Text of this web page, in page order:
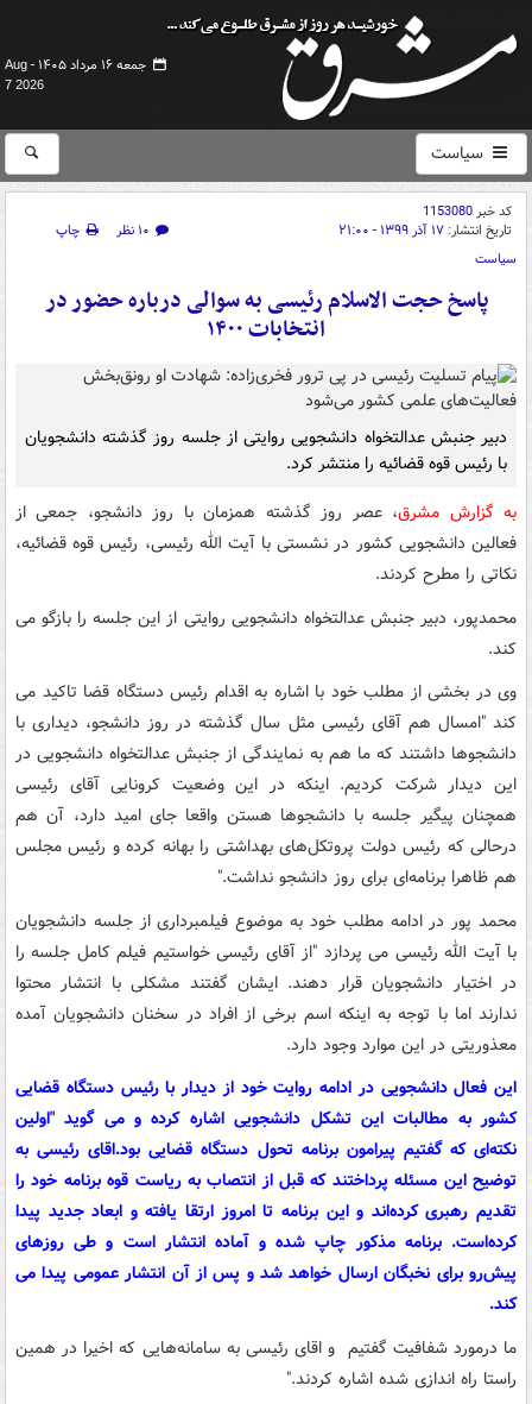
جمعه ۱۶ مرداد ۱۴۰۵ -
Aug
7 2026
سیاست
کد خبر1153080
تاریخ انتشار: ۱۷ آذر ۱۳۹۹ - ۲۱:۰۰ ۱۰ نظر
چاپ
سیاست
پاسخ حجت الاسلام رئیسی به سوالی درباره حضور در
انتخابات ۱۴۰۰
دبیر جنبش عدالتخواه دانشجویی روایتی از جلسه روز گذشته دانشجویان
با رئیس قوه قضائیه را منتشر کرد.
به گزارش مشرق، عصر روز گذشته همزمان با روز دانشجو، جمعی از
فعالین دانشجویی کشور در نشستی با آیت الله رئیسی، رئیس قوه قضائیه،
نکاتی را مطرح کردند.
محمدپور، دبیر جنبش عدالتخواه دانشجویی روایتی از این جلسه را بازگو می
کند.
وی در بخشی از مطلب خود با اشاره به اقدام رئیس دستگاه قضا تاکید می
کند "امسال هم آقای رئیسی مثل سال گذشته در روز دانشجو، دیداری با
دانشجوها داشتند که ما هم به نمایندگی از جنبش عدالتخواه دانشجویی در
این دیدار شرکت کردیم. اینکه در این وضعیت کرونایی آقای رئیسی
همچنان پیگیر جلسه با دانشجوها هستن واقعا جای امید دارد، آن هم
درحالی که رئیس دولت پروتکل‌های بهداشتی را بهانه کرده و رئیس مجلس
هم ظاهرا برنامه‌ای برای روز دانشجو نداشت."
محمد پور در ادامه مطلب خود به موضوع فیلمبرداری از جلسه دانشجویان
با آیت الله رئیسی می پردازد "از آقای رئیسی خواستیم فیلم کامل جلسه را
در اختیار دانشجویان قرار دهند. ایشان گفتند مشکلی با انتشار محتوا
ندارند اما با توجه به اینکه اسم برخی از افراد در سخنان دانشجویان آمده
معذوریتی در این موارد وجود دارد.
این فعال دانشجویی در ادامه روایت خود از دیدار با رئیس دستگاه قضایی
کشور به مطالبات این تشکل دانشجویی اشاره کرده و می گوید "اولین
نکته‌ای که گفتیم پیرامون برنامه تحول دستگاه‌ قضایی بود.اقای رئیسی به
توضیح این مسئله پرداختند که قبل از انتصاب به ریاست قوه برنامه خود را
تقدیم رهبری کرده‌اند و این برنامه تا امروز ارتقا یافته و ابعاد جدید پیدا
کرده‌است. برنامه مذکور چاپ شده و آماده انتشار است و طی روزهای
پیش‌رو برای نخبگان ارسال خواهد شد و پس از آن انتشار عمومی پیدا می
کند.
ما درمورد شفافیت گفتیم و اقای رئیسی به سامانه‌هایی که اخیرا در همین
راستا راه اندازی شده اشاره کردند."